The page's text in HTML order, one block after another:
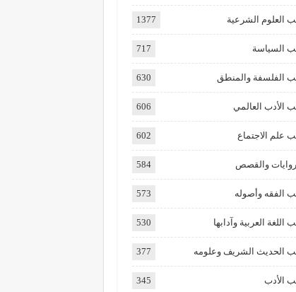
العلوم الشرعية 1377
السياسة 717
الفلسفة والمنطق 630
الأدب العالمي 606
علم الاجتماع 602
والقصص 584
الفقه وأصوله 573
اللغة العربية وآدابها 530
الحديث الشريف وعلومه 377
الأدب 345